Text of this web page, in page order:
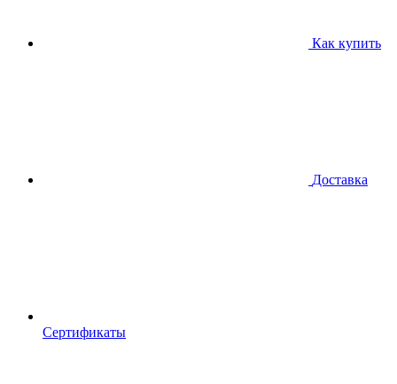
Как купить
Доставка
Сертификаты